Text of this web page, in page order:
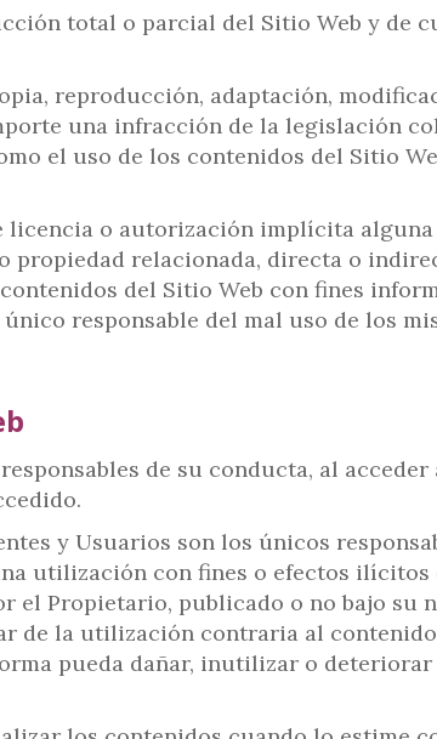
total o parcial del Sitio Web y de
reproducción, adaptación,
una infracción de la legislación
el uso de los contenidos del Sitio
licencia o autorización implícita
relacionada, directa o
del Sitio Web con fines
responsable del mal uso de los
de su conducta, al
y Usuarios son los únicos
utilización con fines o efectos
el Propietario, publicado o no bajo su
de la utilización contraria al
pueda dañar, inutilizar o